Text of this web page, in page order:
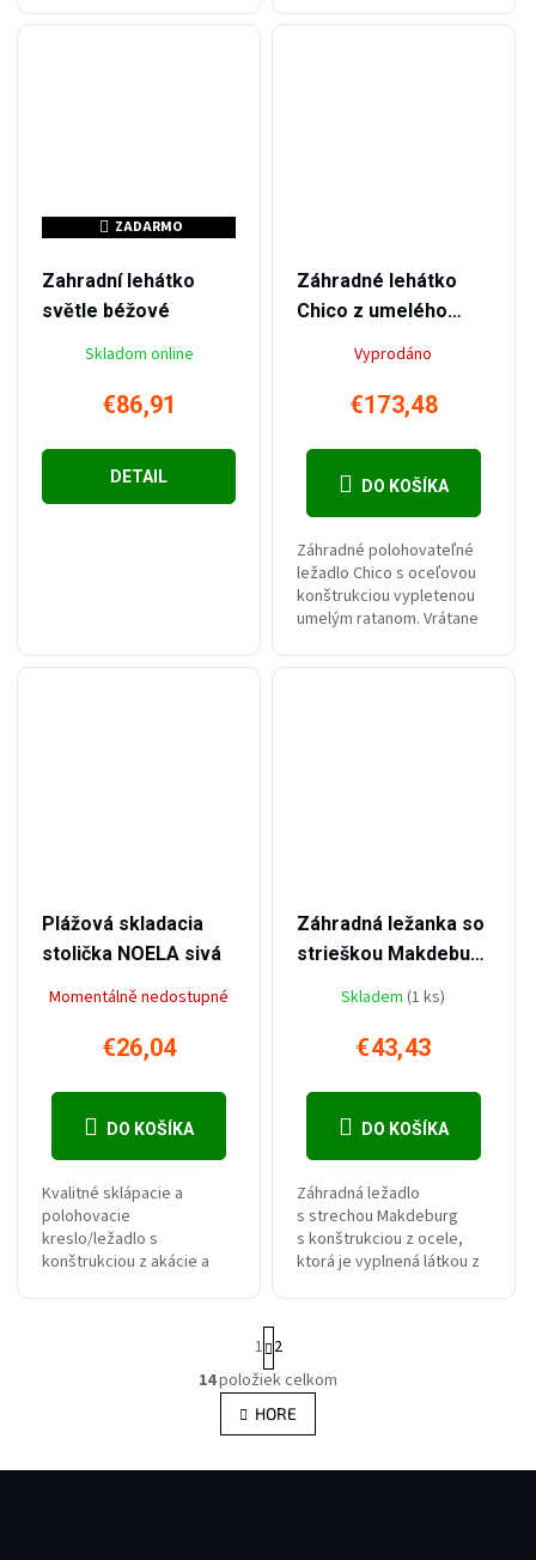
ZADARMO
ZADARMO
Zahradní lehátko
světle béžové
Skladom online
€86,91
DETAIL
Záhradné lehátko
Chico z umelého
Vyprodáno
€173,48
DO KOŠÍKA
Záhradné polohovateľné
ležadlo Chico s oceľovou
konštrukciou vypletenou
umelým ratanom. Vrátane
Plážová skladacia
stolička NOELA sivá
Momentálně nedostupné
€26,04
DO KOŠÍKA
Kvalitné sklápacie a
polohovacie
kreslo/ležadlo s
konštrukciou z akácie a
Záhradná ležanka so
strieškou Makdeburg
Skladem(1 ks)
€43,43
DO KOŠÍKA
Záhradná ležadlo
s strechou Makdeburg
s konštrukciou z ocele,
ktorá je vyplnená látkou z
Ovládacie prvky výpisu
Stránkovanie
1 2
14položiek celkom
HORE
Powered by chaterimo